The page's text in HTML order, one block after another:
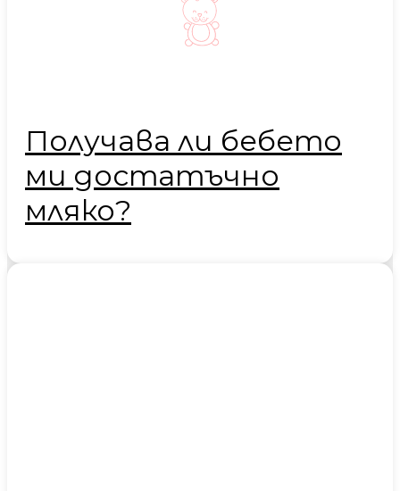
Получава ли бебето
ми достатъчно
мляко?